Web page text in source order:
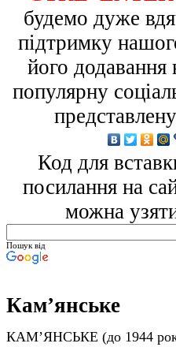
будемо дуже
підтримку
його додавання
популярну
Код для
посилання на
можна
Пошук від
Кам’янське
КАМ’ЯНСЬКЕ (до 1944 року